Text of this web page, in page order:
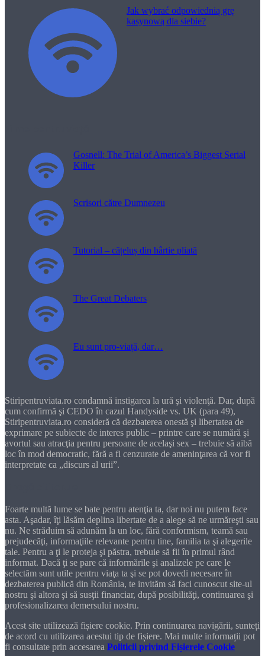
Jak wybrać odpowiednią grę
kasynową dla siebie?
Gosnell: The Trial of America’s Biggest Serial
Killer
Scrisori către Dumnezeu
Tutorial – cățeluș din hârtie pliată
The Great Debaters
Eu sunt pro-viață, dar…
Stiripentruviata.ro condamnă instigarea la ură şi violenţă. Dar, după
cum confirmă şi CEDO în cazul Handyside vs. UK (para 49),
Stiripentruviata.ro consideră că dezbaterea onestă şi libertatea de
exprimare pe subiecte de interes public – printre care se numără şi
avortul sau atracţia pentru persoane de acelaşi sex – trebuie să aibă
loc în mod democratic, fără a fi cenzurate de ameninţarea că vor fi
interpretate ca „discurs al urii”.
Foarte multă lume se bate pentru atenţia ta, dar noi nu putem face
asta. Aşadar, îţi lăsăm deplina libertate de a alege să ne urmăreşti sau
nu. Ne străduim să adunăm la un loc, fără conformism, teamă sau
prejudecăţi, informaţiile relevante pentru tine, familia ta şi alegerile
tale. Pentru a ţi le proteja şi păstra, trebuie să fii în primul rând
informat. Dacă ţi se pare că informările şi analizele pe care le
selectăm sunt utile pentru viaţa ta şi se pot dovedi necesare în
dezbaterea publică din România, te invităm să faci cunoscut site-ul
nostru şi altora şi să susţii financiar, după posibilităţi, continuarea şi
profesionalizarea demersului nostru.
Acest site utilizează fișiere cookie. Prin continuarea navigării, sunteți
de acord cu utilizarea acestui tip de fișiere. Mai multe informații pot
fi consultate prin accesarea Politicii privind Fișierele Cookie